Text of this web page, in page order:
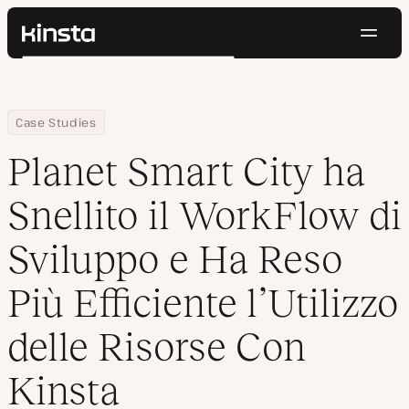
Kinsta®
Prezzi
Contatti
Cerca
Home
Azienda
Case Studies
Planet Smart City ha Snellito il WorkFlow di Sviluppo e Ha Reso
Planet Smart City ha
Snellito il WorkFlow di
Sviluppo e Ha Reso
Più Efficiente l’Utilizzo
delle Risorse Con
Kinsta